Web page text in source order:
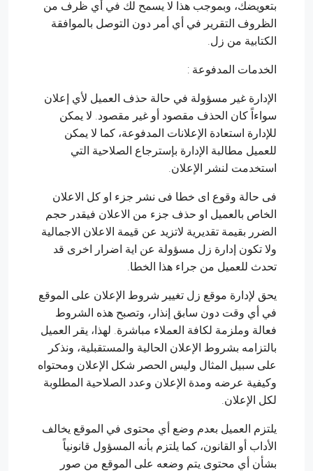
بتعويضك، وبموجب هذا لا يسمح لك في أي ظرف من
الظروف التقرير في أي أمر دون التوصل بالموافقة
الكتابية من زل.
الخدمات المدفوعة :
الإدارة غير مسؤولة في حالة حذف العميل لأي إعلان
سواءاً كان الحذف مقصود أو غير مقصود. لا يمكن
للإدارة استعادة الإعلانات المدفوعة، كما لا يمكن
للعميل مطالبة الإدارة بإسترجاع الصلاحية التي
استخدمت لنشر الإعلان.
فى حالة وقوع اى خطا فى نشر جزء او كل الاعلان
الخاص بالعميل او حذف جزء من الاعلان فيقدر حجم
الضرر بقيمة تقديرية لاتزيد عن قيمة الاعلان الاجمالية
ولا تكون إدارة زل مسؤولة عن اية اضرار اخرى قد
تحدث للعميل من جراء هذا الخطا.
يحق لإدارة موقع زل تغيير شروط الإعلان على الموقع
في أي وقت دون سابق إنذار، وتصبح هذه الشروط
فعالة وملزمة لكافة العملاء مباشرة. لهذا، يقر العميل
بالتزامه بشروط الإعلان الحالية والمستقبلية، ونذكر
على سبيل المثال وليس الحصر شكل الإعلان ومحتواه
وكيفية عرضه ومدة الإعلان وعدد الصلاحية المطلوبة
لكل الإعلان.
يلتزم العميل بعدم وضع أي محتوى في الموقع يخالف
الأداب أو القانون، كما يلتزم بأنه المسؤول قانونياً
بشأن أي محتوى يتم وضعه على الموقع من صور